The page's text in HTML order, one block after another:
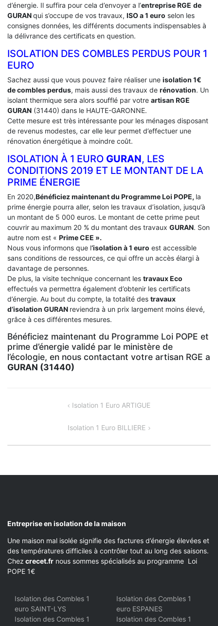
d’énergie. Il suffira pour cela d’envoyer a l’entreprise RGE de
GURANqui s’occupe de vos travaux, ISO a 1 euro selon les
consignes données, les différents documents indispensables à
la délivrance des certificats en question.
ISOLATION DES COMBLES PERDUS POUR 1
EURO
Sachez aussi que vous pouvez faire réaliser une isolation 1€
de combles perdus, mais aussi des travaux de rénovation. Un
isolant thermique sera alors soufflé par votre artisan RGE
GURAN (31440) dans le HAUTE-GARONNE.
Cette mesure est très intéressante pour les ménages disposant
de revenus modestes, car elle leur permet d’effectuer une
rénovation énergétique à moindre coût.
ISOLATION À 1 EURO GURAN, LES
CONDITIONS 2019 ET LE MONTANT DE LA
PRIME ÉNERGIE
En 2020,Bénéficiez maintenant du Programme Loi POPE, la
prime énergie pourra aller, selon les travaux d’isolation, jusqu’à
un montant de 5 000 euros. Le montant de cette prime peut
couvrir au maximum 20 % du montant des travaux GURAN. Son
autre nom est « Prime CEE ».
Nous vous informons que l‘isolation à 1 euro est accessible
sans conditions de ressources, ce qui offre un accès élargi à
davantage de personnes.
De plus, la visite technique concernant les travaux Eco
effectués va permettra également d’obtenir les certificats
d’énergie. Au bout du compte, la totalité des travaux
d’isolation GURAN reviendra à un prix largement moins élevé,
grâce à ces différentes mesures.
Bénéficiez maintenant du Programme Loi POPE et
prime d’énergie validé par le ministère de
l’écologie, en nous contactant votre artisan RGE a
GURAN (31440)
Isolation 1 Euro ARTIGUE
Isolation 1 Euro BILLIERE
Entreprise en isolation de la maison
Une maison mal isolée signifie des factures d’énergie élevées et
des températures difficiles à contrôler tout au long des saisons.
Chez crecet.fr nous sommes spécialisés au programme Loi
POPE 1€
Isolation des Combles 1
euro SAINT-LYS
Isolation des Combles 1
euro ESPANES
Isolation des Combles 1
Isolation des Combles 1